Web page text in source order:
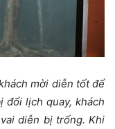
mời diễn tốt để
đổi lịch quay, khách
diễn bị trống. Khi